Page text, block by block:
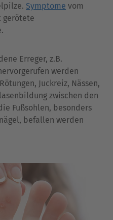
Symptome vom
gerötete
Erreger, z.B.
werden
Juckreiz, Nässen,
zwischen den
Fußsohlen, besonders
befallen werden